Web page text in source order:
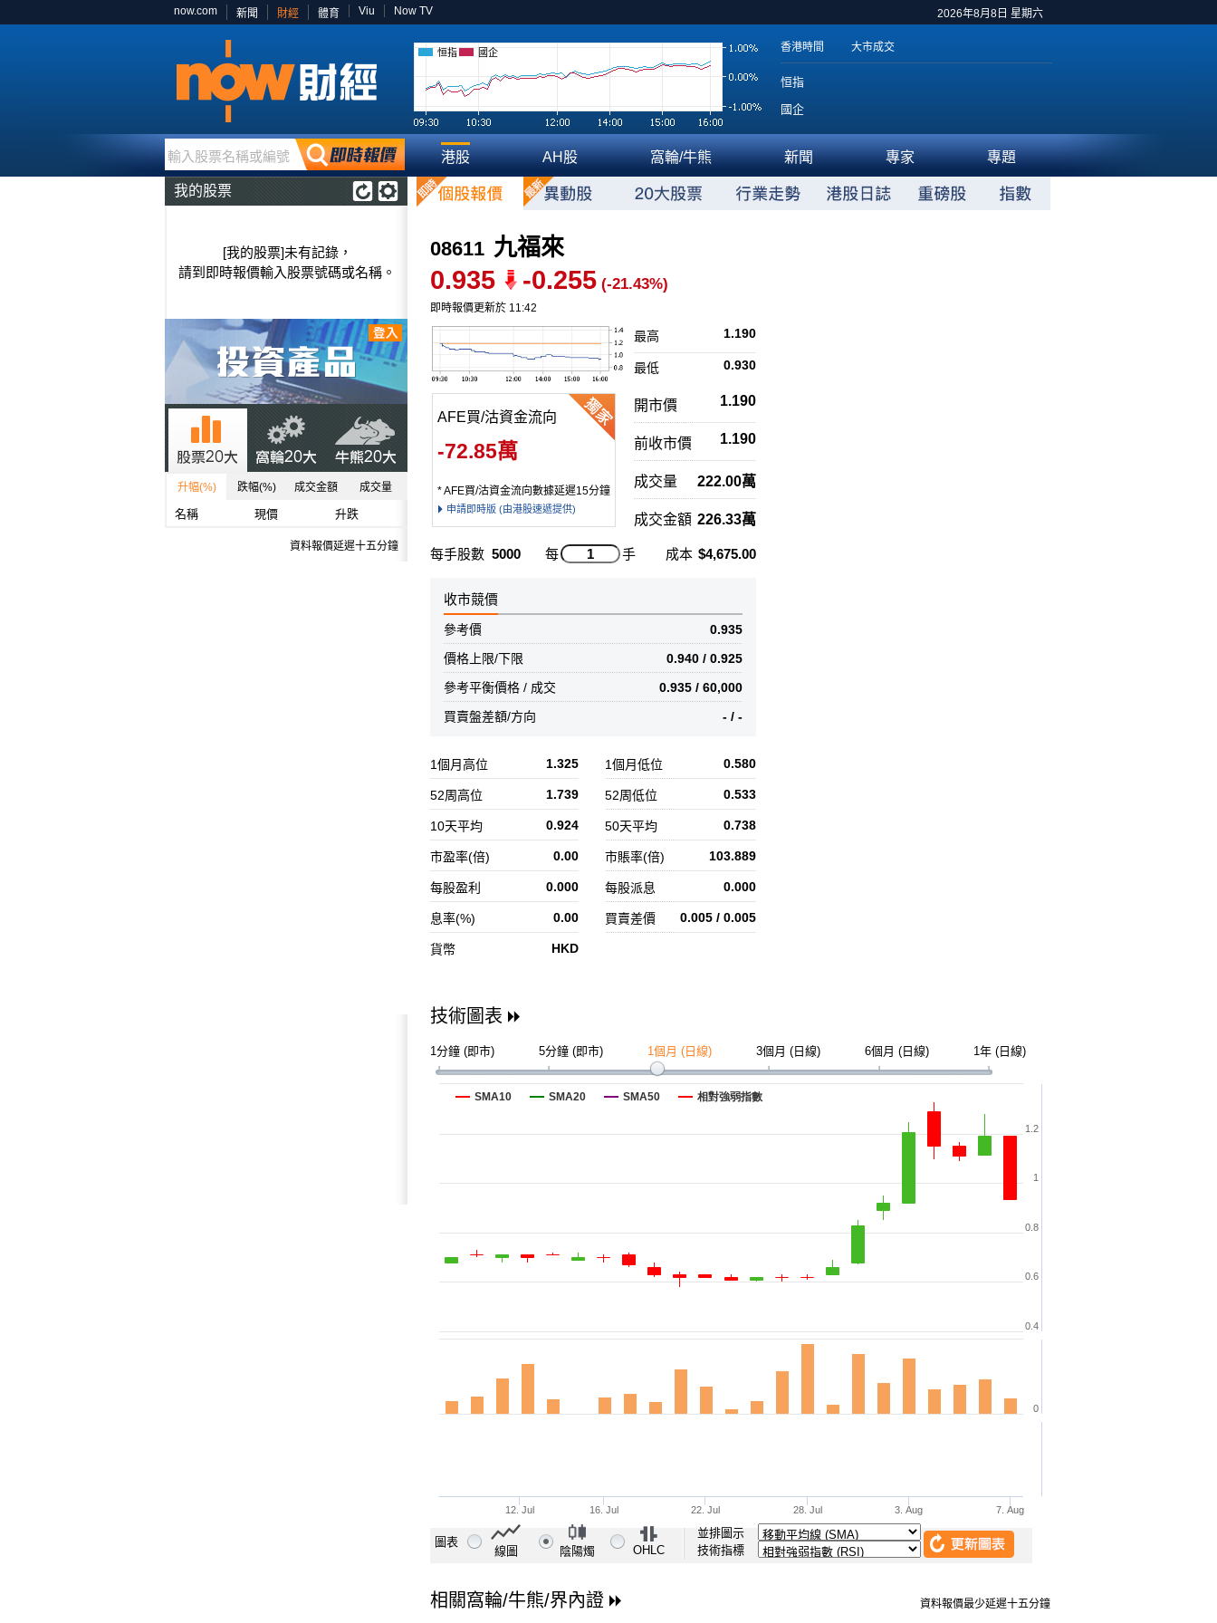
2026年8月8日 星期六
now.com 新聞 財經 體育 Viu Now TV
恒指 國企 香港時間 大市成交
恒指
國企
輸入股票名稱或編號 港股 AH股 窩輪/牛熊 新聞 專家 專題
我的股票
[我的股票]未有記錄，
請到即時報價輸入股票號碼或名稱。
升幅(%) 跌幅(%) 成交金額 成交量
名稱 現價 升跌
資料報價延遲十五分鐘
08611 九福來
0.935 -0.255 (-21.43%)
即時報價更新於 11:42
1.190
最高
0.930
最低
AFE買/沽資金流向
-72.85萬
* AFE買/沽資金流向數據延遲15分鐘
申請即時版 (由港股速遞提供)
開市價 1.190
前收市價 1.190
成交量 222.00萬
成交金額 226.33萬
每手股數 5000 每 手 成本 $4,675.00
收市競價
0.935
參考價
0.940 / 0.925
價格上限/下限
0.935 / 60,000
參考平衡價格 / 成交
- / -
買賣盤差額/方向
1個月高位 1.325 1個月低位 0.580
52周高位 1.739 52周低位 0.533
10天平均 0.924 50天平均 0.738
市盈率(倍) 0.00 市賬率(倍) 103.889
每股盈利 0.000 每股派息 0.000
息率(%) 0.00 買賣差價 0.005 / 0.005
貨幣 HKD
技術圖表
1分鐘 (即市) 5分鐘 (即市) 1個月 (日線) 3個月 (日線) 6個月 (日線) 1年 (日線)
圖表
線圖 陰陽燭 OHLC
並排圖示
技術指標
資料報價最少延遲十五分鐘
相關窩輪/牛熊/界內證